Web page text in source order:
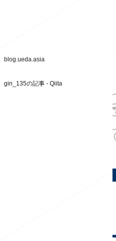
blog.ueda.asia
gin_135の記事 - Qiita